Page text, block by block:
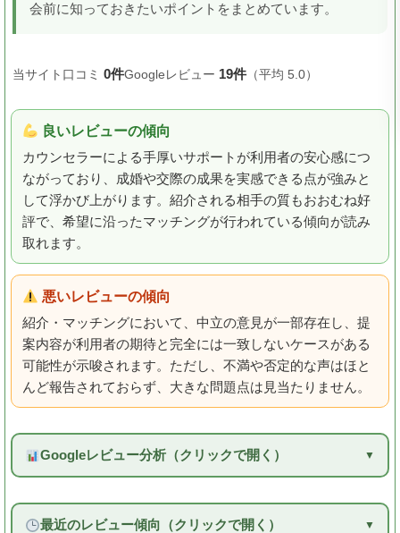
会前に知っておきたいポイントをまとめています。
当サイト口コミ 0件Googleレビュー 19件 （平均 5.0）
良いレビューの傾向
カウンセラーによる手厚いサポートが利用者の安心感につ
ながっており、成婚や交際の成果を実感できる点が強みと
して浮かび上がります。紹介される相手の質もおおむね好
評で、希望に沿ったマッチングが行われている傾向が読み
取れます。
悪いレビューの傾向
紹介・マッチングにおいて、中立の意見が一部存在し、提
案内容が利用者の期待と完全には一致しないケースがある
可能性が示唆されます。ただし、不満や否定的な声はほと
んど報告されておらず、大きな問題点は見当たりません。
Googleレビュー分析（クリックで開く）
最近のレビュー傾向（クリックで開く）